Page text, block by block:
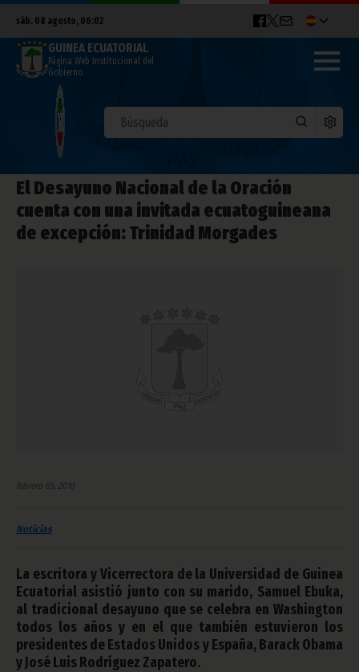
sáb. 08 agosto, 06:02
GUINEA ECUATORIAL
Página Web Institucional del
Gobierno
El Desayuno Nacional de la Oración
cuenta con una invitada ecuatoguineana
de excepción: Trinidad Morgades
febrero 05, 2010
Noticias
La escritora y Vicerrectora de la Universidad de Guinea
Ecuatorial asistió junto con su marido, Samuel Ebuka,
al tradicional desayuno que se celebra en Washington
todos los años y en el que también estuvieron los
presidentes de Estados Unidos y España, Barack Obama
y José Luis Rodríguez Zapatero.